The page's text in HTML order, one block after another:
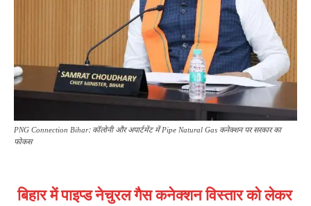
PNG Connection Bihar: कॉलोनी और अपार्टमेंट में Pipe Natural Gas कनेक्शन पर सरकार का
फोकस
बिहार में पाइप्ड नेचुरल गैस कनेक्शन विस्तार को लेकर